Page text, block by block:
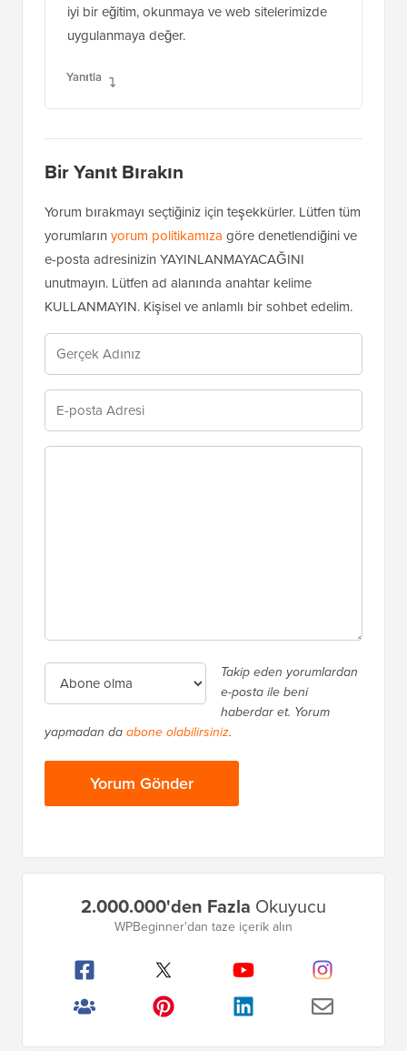
iyi bir eğitim, okunmaya ve web sitelerimizde
uygulanmaya değer.
Yanıtla
Bir Yanıt Bırakın
Yorum bırakmayı seçtiğiniz için teşekkürler. Lütfen tüm
yorumların yorum politikamıza göre denetlendiğini ve
e-posta adresinizin YAYINLANMAYACAĞINI
unutmayın. Lütfen ad alanında anahtar kelime
KULLANMAYIN. Kişisel ve anlamlı bir sohbet edelim.
Takip eden yorumlardan
e-posta ile beni
haberdar et. Yorum
yapmadan daabone olabilirsiniz.
2.000.000'den Fazla Okuyucu
WPBeginner'dan taze içerik alın